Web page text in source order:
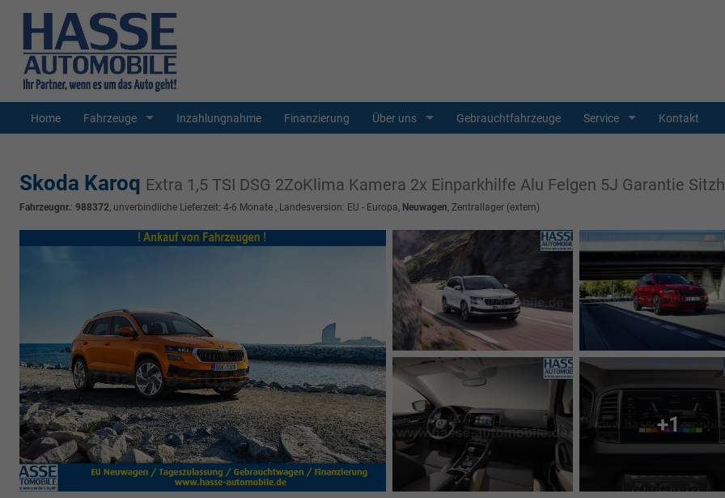
Home Fahrzeuge Inzahlungnahme Finanzierung Über uns Gebrauchtfahrzeuge Service Kontakt
Skoda Karoq Extra 1,5 TSI DSG 2ZoKlima Kamera 2x Einparkhilfe Alu Felgen 5J Garantie
Fahrzeugnr.: 988372, unverbindliche Lieferzeit: 4-6 Monate , Landesversion: EU - Europa, Neuwagen, Zentrallager (extern)
+1